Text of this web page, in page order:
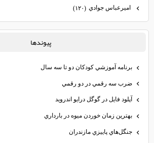
اميرعباس جوادي(۱۲۰)
پيوندها
برنامه آموزشي كودكان دو تا سه سال
ضرب سه رقمي در دو رقمي
آپلود فايل در گوگل درايو اندرويد
بهترين زمان خوردن ميوه در بارداري
جنگل‌هاي پاييزي مازندران